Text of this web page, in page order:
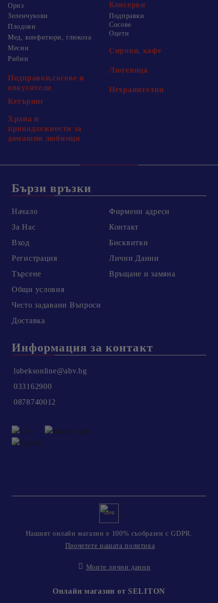
Ориз Консерви
Зеленчукови
Плодови
Мед, конфитюри, глюкоза
Месни
Рибни
Подправки,сосове и
овкусители
Подправки
Сосове
Оцети
Сиропи, кафе
Лютеница
Нехранителни
Кетъринг
Храна и
принадлежности за
домашни любимци
Бързи връзки
Начало
За Нас
Вход
Регистрация
Търсене
Общи условия
Честo задавани Въпроси
Доставка
Фирмени адреси
Контакт
Бисквитки
Лични Данни
Връщане и замяна
Информация за контакт
lubeksonline@abv.bg
033162900
0878740012
GDPR
Нашият онлайн магазин е 100% съобразен с GDPR.
Прочетете нашата политика
Моите лични данни
Онлайн магазин от SELITON